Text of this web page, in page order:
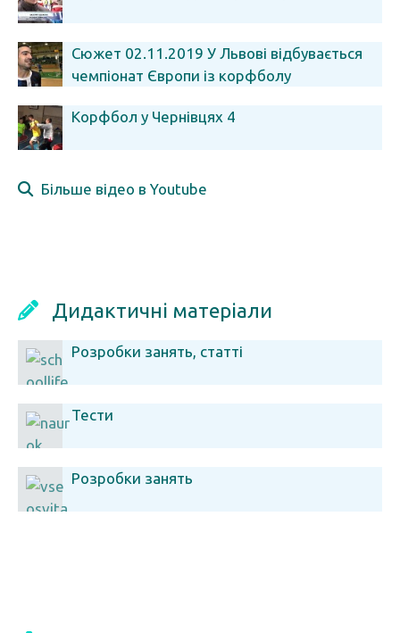
Сюжет 02.11.2019 У Львові відбувається
чемпіонат Європи із корфболу
Корфбол у Чернівцях 4
Більше відео в Youtube
Дидактичні матеріали
Розробки занять, статті
Тести
Розробки занять